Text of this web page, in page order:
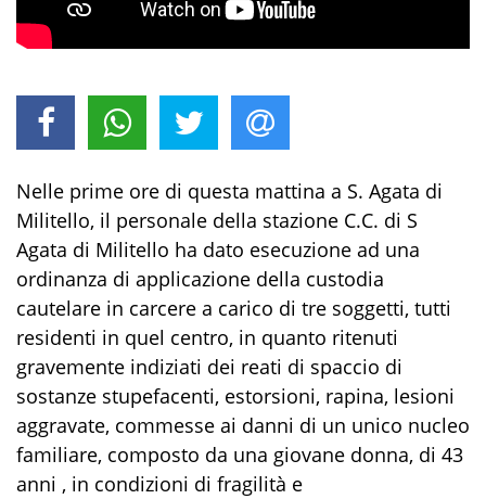
Nelle prime ore di questa mattina a S. Agata di
Militello, il personale della stazione C.C. di S
Agata di Militello ha dato esecuzione ad una
ordinanza di applicazione della custodia
cautelare in carcere a carico di tre soggetti, tutti
residenti in quel centro, in quanto ritenuti
gravemente indiziati dei reati di spaccio di
sostanze stupefacenti, estorsioni, rapina, lesioni
aggravate, commesse ai danni di un unico nucleo
familiare, composto da una giovane donna, di 43
anni , in condizioni di fragilità e